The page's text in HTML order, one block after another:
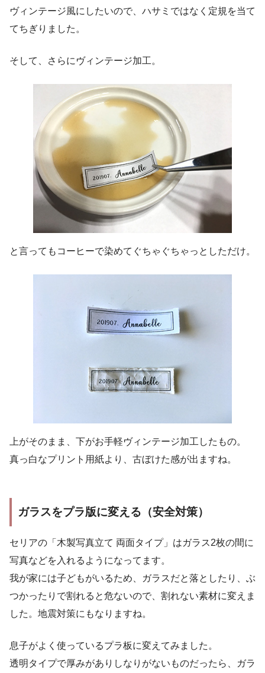
ヴィンテージ風にしたいので、ハサミではなく定規を当て
てちぎりました。
そして、さらにヴィンテージ加工。
と言ってもコーヒーで染めてぐちゃぐちゃっとしただけ。
上がそのまま、下がお手軽ヴィンテージ加工したもの。
真っ白なプリント用紙より、古ぼけた感が出ますね。
ガラスをプラ版に変える（安全対策）
セリアの「木製写真立て 両面タイプ」はガラス2枚の間に
写真などを入れるようになってます。
我が家には子どもがいるため、ガラスだと落としたり、ぶ
つかったりで割れると危ないので、割れない素材に変えま
した。地震対策にもなりますね。
息子がよく使っているプラ板に変えてみました。
透明タイプで厚みがありしなりがないものだったら、ガラ